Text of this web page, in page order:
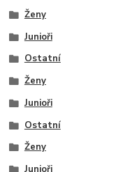
Ženy
Junioři
Ostatní
Ženy
Junioři
Ostatní
Ženy
Junioři